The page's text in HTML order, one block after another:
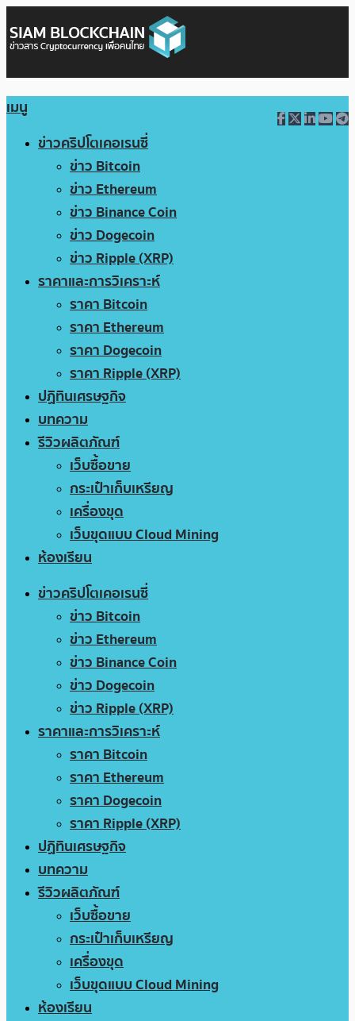
เมนู
ข่าวคริปโตเคอเรนซี่
ข่าว Bitcoin
ข่าว Ethereum
ข่าว Binance Coin
ข่าว Dogecoin
ข่าว Ripple (XRP)
ราคาและการวิเคราะห์
ราคา Bitcoin
ราคา Ethereum
ราคา Dogecoin
ราคา Ripple (XRP)
ปฏิทินเศรษฐกิจ
บทความ
รีวิวผลิตภัณฑ์
เว็บซื้อขาย
กระเป๋าเก็บเหรียญ
เครื่องขุด
เว็บขุดแบบ Cloud Mining
ห้องเรียน
ข่าวคริปโตเคอเรนซี่
ข่าว Bitcoin
ข่าว Ethereum
ข่าว Binance Coin
ข่าว Dogecoin
ข่าว Ripple (XRP)
ราคาและการวิเคราะห์
ราคา Bitcoin
ราคา Ethereum
ราคา Dogecoin
ราคา Ripple (XRP)
ปฏิทินเศรษฐกิจ
บทความ
รีวิวผลิตภัณฑ์
เว็บซื้อขาย
กระเป๋าเก็บเหรียญ
เครื่องขุด
เว็บขุดแบบ Cloud Mining
ห้องเรียน